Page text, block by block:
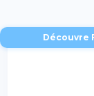
Découvre